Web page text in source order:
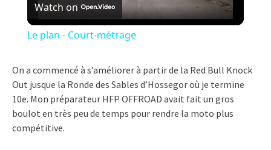
Video
Watch on
Le plan - Court-métrage
On a commencé à s’améliorer à partir de la Red Bull Knock
Out jusque la Ronde des Sables d’Hossegor où je termine
10e. Mon préparateur HFP OFFROAD avait fait un gros
boulot en très peu de temps pour rendre la moto plus
compétitive.